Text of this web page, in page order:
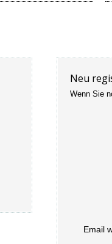
Neu
Wenn Sie
Email